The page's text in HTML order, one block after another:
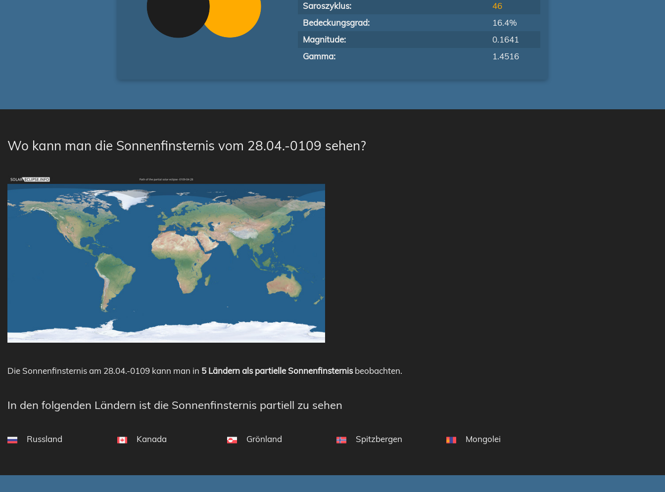
Saroszyklus:
46
Bedeckungsgrad:
16.4%
Magnitude:
0.1641
Gamma:
1.4516
Wo kann man die Sonnenfinsternis vom 28.04.-0109 sehen?
Die Sonnenfinsternis am 28.04.-0109 kann man in 5 Ländern als partielle Sonnenfinsternisbeobachten.
In den folgenden Ländern ist die Sonnenfinsternis partiell zu sehen
Russland Kanada Grönland Spitzbergen Mongolei